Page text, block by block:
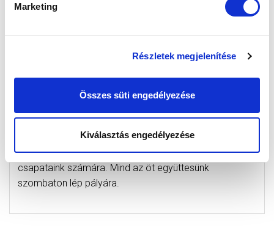
Marketing
Részletek megjelenítése
Összes süti engedélyezése
Kiválasztás engedélyezése
AZ FTC VENDÉGEI LESZÜNK, FOGADJUK A
KÖVETKEZIK AZ UP-BAJNOKSÁGOKBAN
2020-02-27 12:19:24
Két hazai, három idegenbeli mérkőzés következik
csapataink számára. Mind az öt együttesünk
szombaton lép pályára.